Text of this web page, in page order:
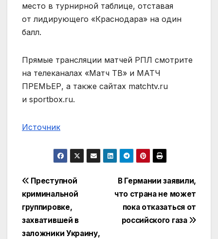
место в турнирной таблице, отставая
от лидирующего «Краснодара» на один
балл.
Прямые трансляции матчей РПЛ смотрите
на телеканалах «Матч ТВ» и МАТЧ
ПРЕМЬЕР, а также сайтах matchtv.ru
и sportbox.ru.
Источник
Навигация
по
записям
В Германии заявили,
что страна не может
пока отказаться от
российского газа
Преступной
криминальной
группировке,
захватившей в
заложники Украину,